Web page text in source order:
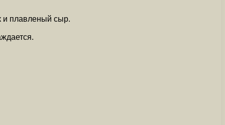
и плавленый сыр.